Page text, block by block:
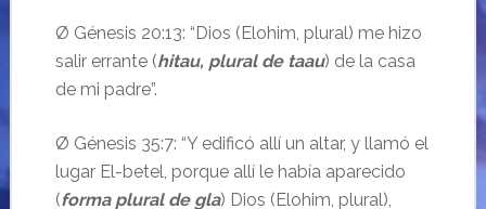
Ø Génesis 20:13: “Dios (Elohim, plural) me hizo
salir errante (hitau, plural de taau) de la casa
de mi padre”.
Ø Génesis 35:7: “Y edificó allí un altar, y llamó el
lugar El-betel, porque allí le había aparecido
(forma plural de gla) Dios (Elohim, plural),